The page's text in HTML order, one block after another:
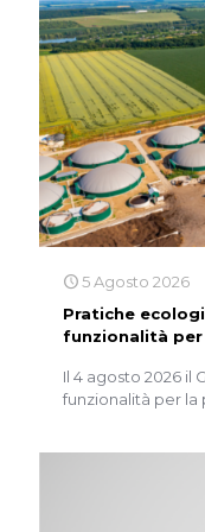
5 Agosto 2026
Pratiche
funzionalità
Il 4 agosto 2026 il
funzionalità per la